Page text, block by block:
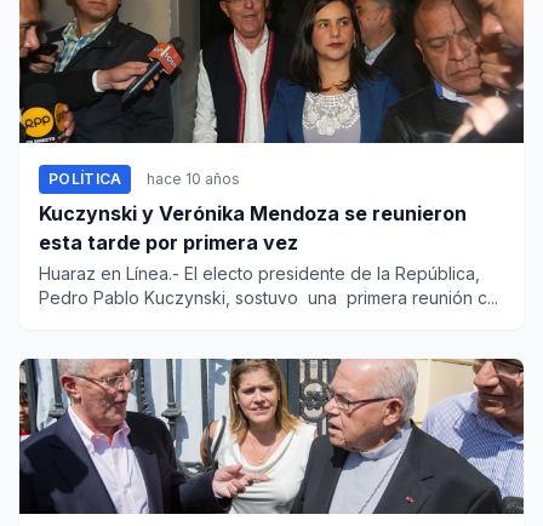
POLÍTICA hace 10 años
Kuczynski y Verónika Mendoza se reunieron
esta tarde por primera vez
Huaraz en Línea.- El electo presidente de la República,
Pedro Pablo Kuczynski, sostuvo una primera reunión c...